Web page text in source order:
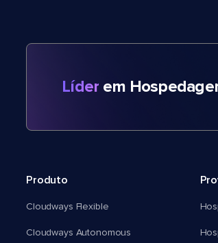
Líder em
Produto
Cloudways Flexible
Cloudways Autonomous